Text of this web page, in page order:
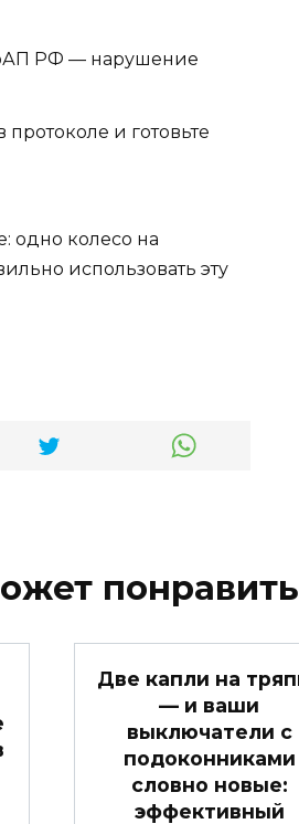
РФ — нарушение
и готовьте
одно колесо на
использовать эту
Две капли на
— и ваши
выключатели с
подоконниками
словно новые:
эффективный